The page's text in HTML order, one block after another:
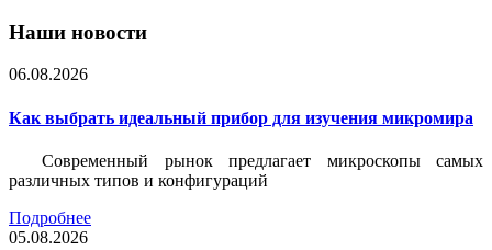
Наши новости
06.08.2026
Как выбрать идеальный прибор для изучения микромира
Современный рынок предлагает микроскопы самых
различных типов и конфигураций
Подробнее
05.08.2026